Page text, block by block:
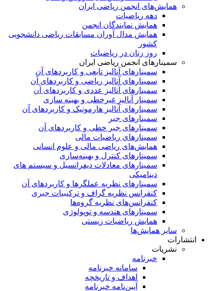
همایش‌های انجمن ریاضی ایران
دهه ریاضیات
همایش نمایندگان انجمن
همایش مدال آوران مسابقات ریاضی دانشجویی
کشور
روز زنان در ریاضیات
سمینارهای انجمن ریاضی ایران
سمینارهای آنالیز تابعی و کاربردهای آن
سمینارهای آنالیز ریاضی و کاربردهای آن
سمینارهای آنالیز عددی و کاربردهای آن
سمینار آنالیز غیرخطی و بهینه سازی
سمینارهای آنالیز هارمونیک و کاربردهای آن
سمینار‌های جبر
سمینارهای جبر خطی و کاربردهای آن
سمینار‌های ریاضیات مالی
همایش‌های ریاضی مالی و علوم انسانی
سمینارهای کنترل و بهینه‌سازی
سمینارهای معادلات دیفرانسیل و سیستم های
دینامیکی
سمینار‌های نظریه عملگرها و کاربردهای آن
کنفرانس نظریه گراف و ترکیبیات جبری
کنفرانس‌های نظریه گروه‌ها
سمینار‌های هندسه و توپولوژی
همایش ریاضیات زیستی
سایر همایش‌ها
انتشارات
نشریات
خبرنامه
سامانه خبرنامه
اهداف و تاریخچه
آیین‌نامه خبرنامه